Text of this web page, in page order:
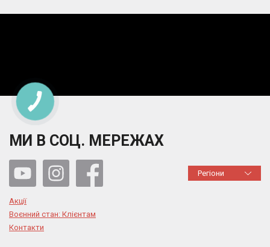
МИ В СОЦ. МЕРЕЖАХ
Регіони
Акції
Воєнний стан: Клієнтам
Контакти